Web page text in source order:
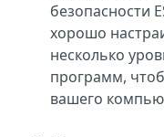
безопасности
хорошо
несколько
программ,
вашего